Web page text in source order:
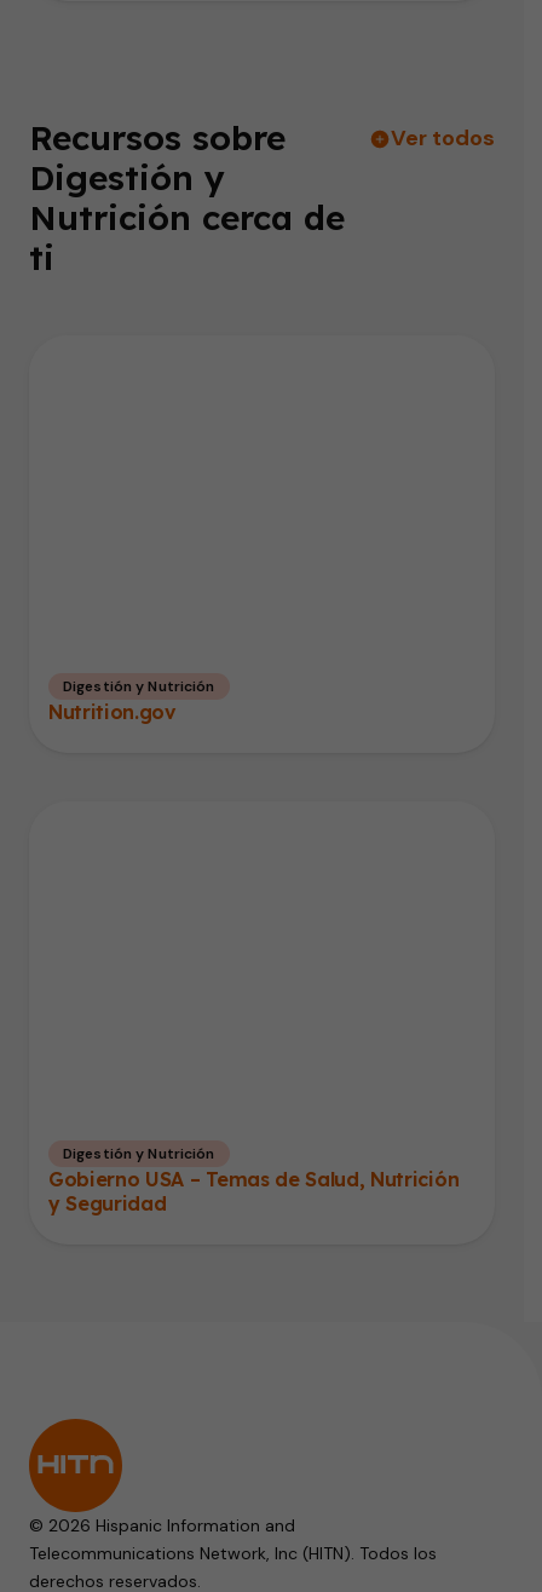
Recursos sobre
Digestión y
Nutrición cerca de
ti
Ver todos
Digestión y Nutrición
Nutrition.gov
Digestión y Nutrición
Gobierno USA – Temas de Salud, Nutrición
y Seguridad
© 2026 Hispanic Information and
Telecommunications Network, Inc (HITN). Todos los
derechos reservados.